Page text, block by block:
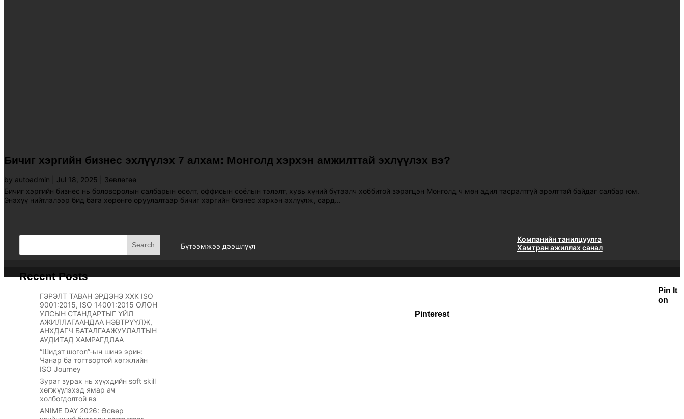
Бичиг хэргийн бизнес эхлүүлэх 7 алхам: Монголд хэрхэн амжилттай эхлүүлэх вэ?
by autoadmin Jul 18, 2025
Зөвлөгөө
Бичиг хэргийн бизнес нь боловсролын салбарын өсөлт, оффисын соёлын тэлэлт, хувь хүний бүтээлч хоббитой зэрэгцэн Монголд ч мөн адил тасралтгүй эрэлттэй байдаг салбар юм.
Энэхүү нийтлэлээр бид бага хөрөнгө оруулалтаар бичиг хэргийн бизнес хэрхэн эхлүүлж, сард...
Search
Recent Posts
ГЭРЭЛТ ТАВАН ЭРДЭНЭ ХХК ISO
9001:2015, ISO 14001:2015 ОЛОН
УЛСЫН СТАНДАРТЫГ ҮЙЛ
АЖИЛЛАГААНДАА НЭВТРҮҮЛЖ,
АНХДАГЧ БАТАЛГААЖУУЛАЛТЫН
АУДИТАД ХАМРАГДЛАА
“Шидэт шогол”-ын шинэ эрин:
Чанар ба тогтвортой хөгжлийн
ISO Journey
Зураг зурах нь хүүхдийн soft skill
хөгжүүлэхэд ямар ач
холбогдолтой вэ
ANIME DAY 2026: Өсвөр
Бүтээмжээ дээшлүүл
Компанийн танилцуулга
Хамтран ажиллах санал
Pin It
on
Pinterest